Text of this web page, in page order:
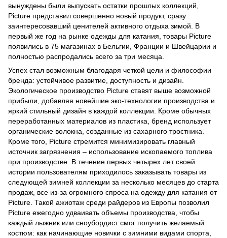
вынуждены были выпускать остатки прошлых коллекций,
Picture представил совершенно новый продукт, сразу
заинтересовавший ценителей активного отдыха зимой. В
первый же год на рынке одежды для катания, товары Picture
появились в 75 магазинах в Бельгии, Франции и Швейцарии и
полностью распродались всего за три месяца.
Успех стал возможным благодаря четкой цели и философии
бренда: устойчивое развитие, доступность и дизайн.
Экологическое производство Picture ставят выше возможной
прибыли, добавляя новейшие эко-технологии производства и
яркий стильный дизайн в каждой коллекции. Кроме обычных
переработанных материалов из пластика, бренд использует
органические волокна, созданные из сахарного тростника.
Кроме того, Picture стремится минимизировать главный
источник загрязнения – использование ископаемого топлива
при производстве. В течение первых четырех лет своей
истории пользователям приходилось заказывать товары из
следующей зимней коллекции за несколько месяцев до старта
продаж, все из-за огромного спроса на одежду для катания от
Picture. Такой ажиотаж среди райдеров из Европы позволил
Picture ежегодно удваивать объемы производства, чтобы
каждый лыжник или сноубордист смог получить желаемый
костюм: как начинающие новички с зимними видами спорта,